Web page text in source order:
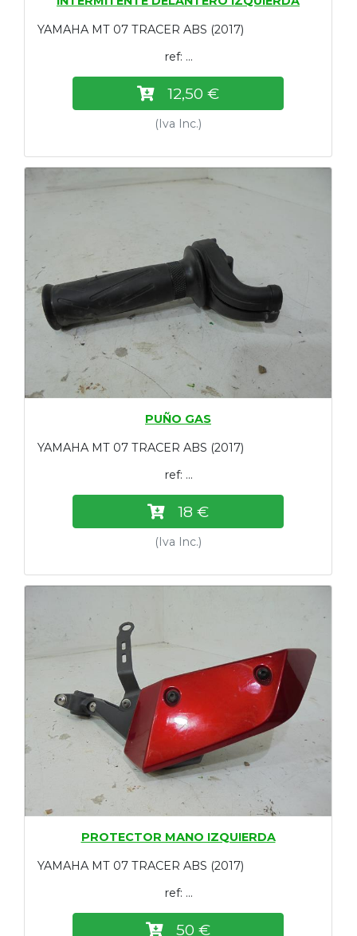
YAMAHA MT 07 TRACER ABS (2017)
ref: ...
12,50 €
(Iva Inc.)
PUÑO GAS
YAMAHA MT 07 TRACER ABS (2017)
ref: ...
18 €
(Iva Inc.)
PROTECTOR MANO IZQUIERDA
YAMAHA MT 07 TRACER ABS (2017)
ref: ...
50 €